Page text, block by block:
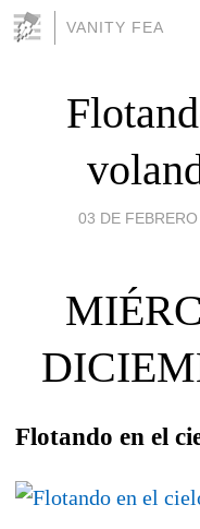
VANITY FEA
03 DE
Flotando en el